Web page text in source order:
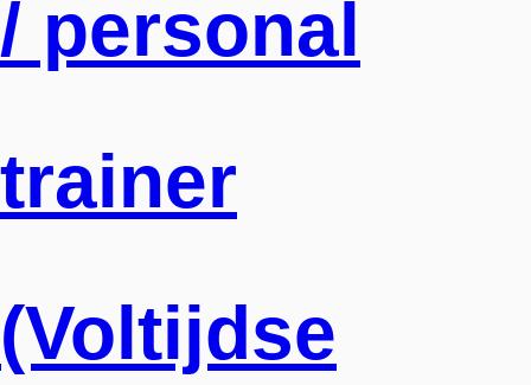
/ personal
trainer
(Voltijdse